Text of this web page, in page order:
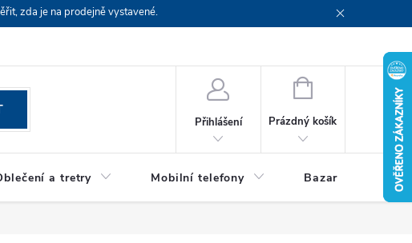
zda je na prodejně vystavené.
Přihlášení
NÁKUPNÍ
Prázdný košík
a tretry Mobilní telefony Bazar Servis